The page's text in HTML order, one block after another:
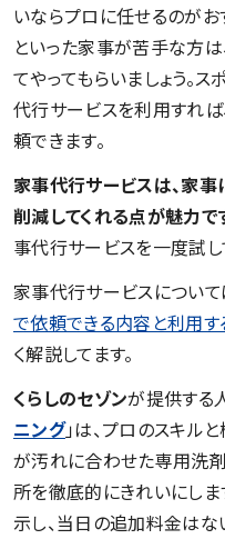
いならプロに任せるのがお
といった家事が苦手な方
てやってもらいましょう。
代行サービスを利用すれ
頼できます。
家事代行サービスは、家
削減してくれる点が魅力で
事代行サービスを一度試し
家事代行サービスについて
で依頼できる内容と利用す
く解説してます。
くらしのセゾンが提供する
ニング」は、プロのスキル
が汚れに合わせた専用洗
所を徹底的にきれいにしま
示し、当日の追加料金は